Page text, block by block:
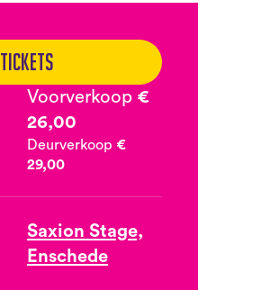
Tickets
Voorverkoop €
26,00
Deurverkoop €
29,00
Saxion Stage,
Enschede